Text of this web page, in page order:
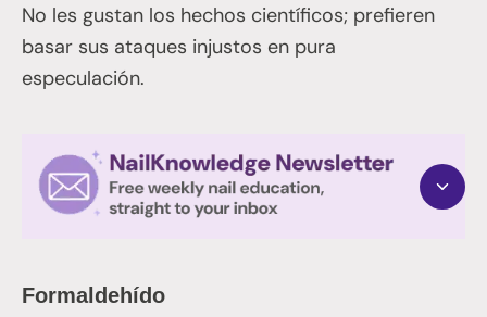
No les gustan los hechos científicos; prefieren
basar sus ataques injustos en pura
especulación.
Formaldehído